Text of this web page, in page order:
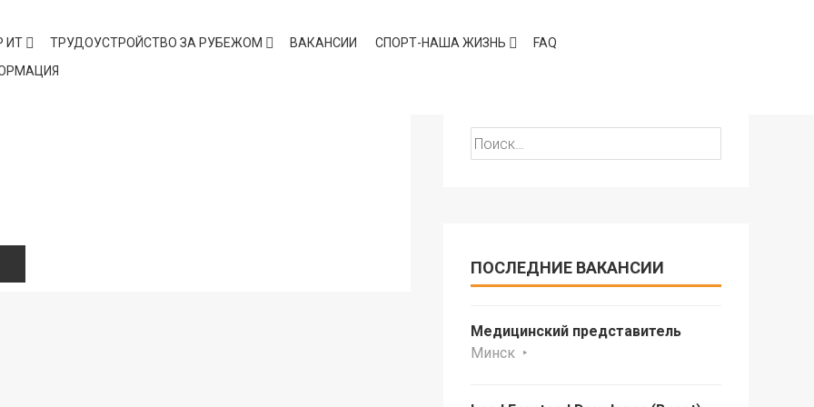
ИТ ТРУДОУСТРОЙСТВО ЗА РУБЕЖОМ ВАКАНСИИ СПОРТ-НАША ЖИЗНЬ
FAQ
Найти:
ПОСЛЕДНИЕ ВАКАНСИИ
Медицинский представитель
Минск